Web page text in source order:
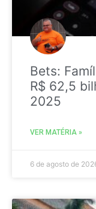
Bets:
R$ 62,5
2025
VER MATÉRIA »
6 de agosto de